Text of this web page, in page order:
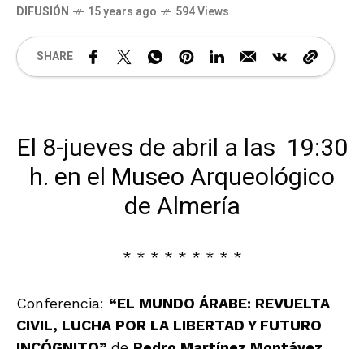
DIFUSIÓN 15 years ago 594 Views
SHARE
El 8-jueves de abril a las 19:30
h. en el Museo Arqueológico
de Almería
* * * * * * * * *
Conferencia: “EL MUNDO ÁRABE: REVUELTA
CIVIL, LUCHA POR LA LIBERTAD Y FUTURO